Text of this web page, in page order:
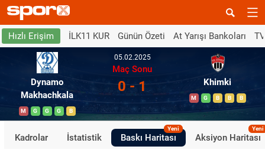
Hızlı Erişim İLK11 KUR Günün Özeti At Yarışı Bankoları
Dynamo
Makhachkala
M G G G B
05.02.2025
Maç Sonu
0 - 1 Khimki
M G B B B
Kadrolar İstatistik Baskı Haritası
Yeni
Aksiyon Haritası
Yeni